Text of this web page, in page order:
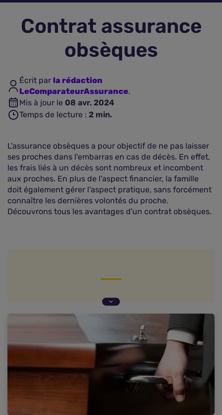
Contrat assurance
obsèques
Écrit par la rédaction
LeComparateurAssurance.
Mis à jour le 08 avr. 2024
Temps de lecture : 2 min.
L'assurance obsèques a pour objectif de ne pas laisser
ses proches dans l'embarras en cas de décès. En effet,
les frais liés à un décès sont nombreux et incombent
aux proches. En plus de l'aspect financier, la famille
doit également gérer l'aspect pratique, sans forcément
connaître les dernières volontés du proche.
Découvrons tous les avantages d'un contrat obsèques.
Garantie obsèques : des services en plus
Souscrire une assurance obsèques